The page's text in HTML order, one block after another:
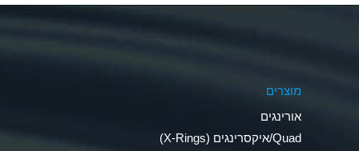
Ammonia Anhydrous
מוצרים
אורינגים
Quad/איקסרינגים (X-Rings)